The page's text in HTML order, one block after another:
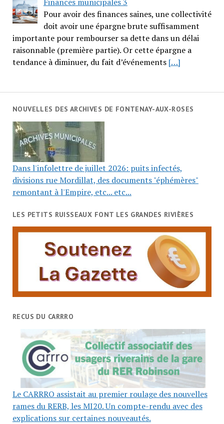
Pour avoir des finances saines, une collectivité
doit avoir une épargne brute suffisamment
importante pour rembourser sa dette dans un délai
raisonnable (première partie). Or cette épargne a
tendance à diminuer, du fait d’événements […]
NOUVELLES DES ARCHIVES DE FONTENAY-AUX-ROSES
Dans l'infolettre de juillet 2026: puits infectés,
divisions rue Mordillat, des documents "éphémères"
remontant à l'Empire, etc... etc...
LES PETITS RUISSEAUX FONT LES GRANDES RIVIÈRES
RECUS DU CARRRO
Le CARRRO assistait au premier roulage des nouvelles
rames du RERB, les MI20. Un compte-rendu avec des
explications sur certaines nouveautés.